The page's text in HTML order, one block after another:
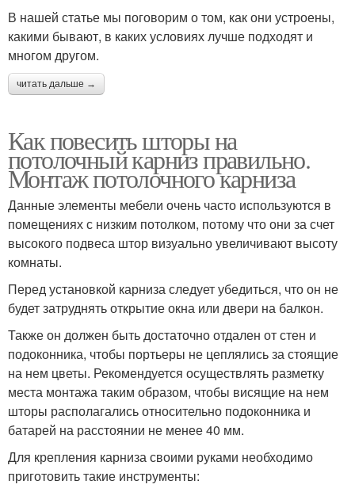
В нашей статье мы поговорим о том, как они устроены,
какими бывают, в каких условиях лучше подходят и
многом другом.
читать дальше →
Как повесить шторы на
потолочный карниз правильно.
Монтаж потолочного карниза
Данные элементы мебели очень часто используются в
помещениях с низким потолком, потому что они за счет
высокого подвеса штор визуально увеличивают высоту
комнаты.
Перед установкой карниза следует убедиться, что он не
будет затруднять открытие окна или двери на балкон.
Также он должен быть достаточно отдален от стен и
подоконника, чтобы портьеры не цеплялись за стоящие
на нем цветы. Рекомендуется осуществлять разметку
места монтажа таким образом, чтобы висящие на нем
шторы располагались относительно подоконника и
батарей на расстоянии не менее 40 мм.
Для крепления карниза своими руками необходимо
приготовить такие инструменты: